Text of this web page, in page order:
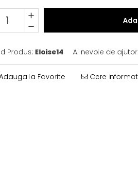
Produs: Eloise14 Ai nevoie de
la Favorite Cere